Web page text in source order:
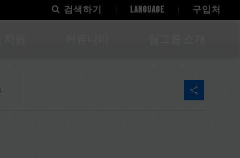
검색하기 LANGUAGE 구입처